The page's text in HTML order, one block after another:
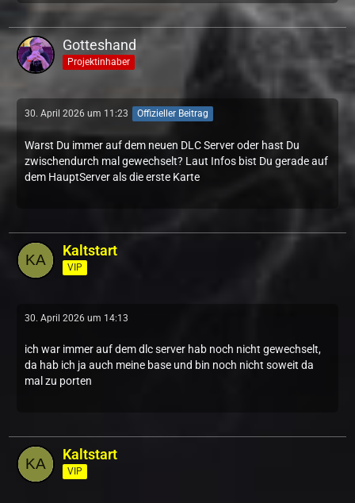
Gotteshand
Projektinhaber
30. April 2026 um 11:23 Offizieller Beitrag
Warst Du immer auf dem neuen DLC Server oder hast Du
zwischendurch mal gewechselt? Laut Infos bist Du gerade auf
dem HauptServer als die erste Karte
Kaltstart
VIP
30. April 2026 um 14:13
ich war immer auf dem dlc server hab noch nicht gewechselt,
da hab ich ja auch meine base und bin noch nicht soweit da
mal zu porten
Kaltstart
VIP